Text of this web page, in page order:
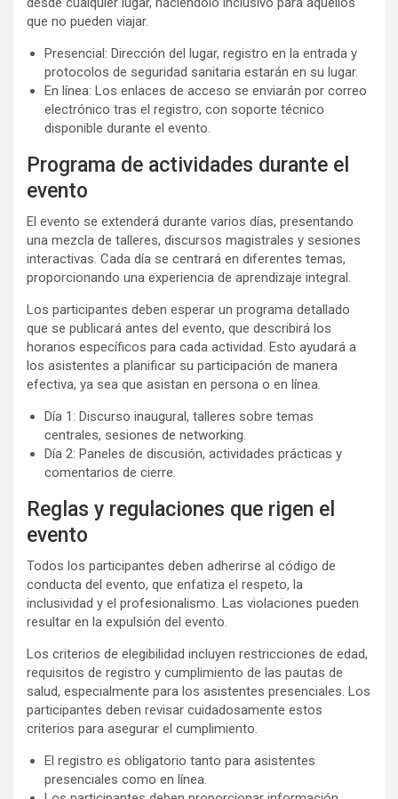
que no pueden viajar.
Presencial: Dirección del lugar, registro en la entrada y
protocolos de seguridad sanitaria estarán en su lugar.
En línea: Los enlaces de acceso se enviarán por correo
electrónico tras el registro, con soporte técnico
disponible durante el evento.
Programa de actividades durante el
evento
El evento se extenderá durante varios días, presentando
una mezcla de talleres, discursos magistrales y sesiones
interactivas. Cada día se centrará en diferentes temas,
proporcionando una experiencia de aprendizaje integral.
Los participantes deben esperar un programa detallado
que se publicará antes del evento, que describirá los
horarios específicos para cada actividad. Esto ayudará a
los asistentes a planificar su participación de manera
efectiva, ya sea que asistan en persona o en línea.
Día 1: Discurso inaugural, talleres sobre temas
centrales, sesiones de networking.
Día 2: Paneles de discusión, actividades prácticas y
comentarios de cierre.
Reglas y regulaciones que rigen el
evento
Todos los participantes deben adherirse al código de
conducta del evento, que enfatiza el respeto, la
inclusividad y el profesionalismo. Las violaciones pueden
resultar en la expulsión del evento.
Los criterios de elegibilidad incluyen restricciones de edad,
requisitos de registro y cumplimiento de las pautas de
salud, especialmente para los asistentes presenciales. Los
participantes deben revisar cuidadosamente estos
criterios para asegurar el cumplimiento.
El registro es obligatorio tanto para asistentes
presenciales como en línea.